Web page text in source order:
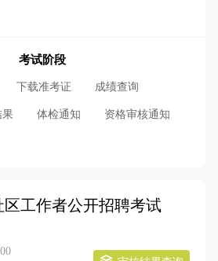
考试阶段
下载准考证 成绩查询
果 体检通知 资格审核通知
区工作者公开招聘考试